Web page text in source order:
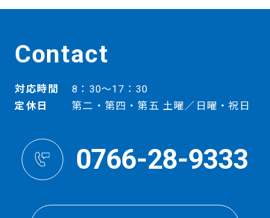
Contact
対応時間
8：30～17：30
定休日
第二・第四・第五 土曜／日曜・祝日
0766-28-9333